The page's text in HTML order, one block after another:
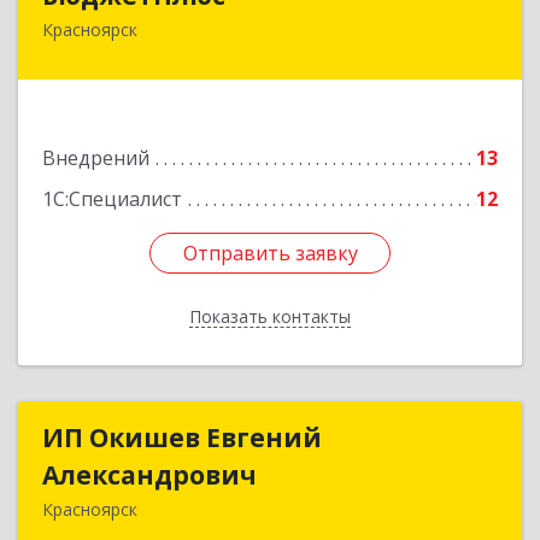
Красноярск
Внедрений
13
1С:Специалист
12
Отправить заявку
Показать контакты
660028, Красноярский край, Красноярск г,
Отправить заявку
Назад
ИП Окишев Евгений
Александрович
Красноярск
ИП Окишев Евгений